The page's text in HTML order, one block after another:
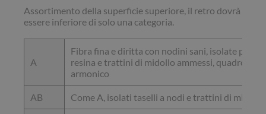
Assortimento della superficie superiore, il retro dovrà
essere inferiore di solo una categoria.
A
Fibra fina e diritta con nodini sani, isolate
resina e trattini di midollo ammessi, quadro
armonico
AB Come A, isolati taselli a nodi e trattini di midollo